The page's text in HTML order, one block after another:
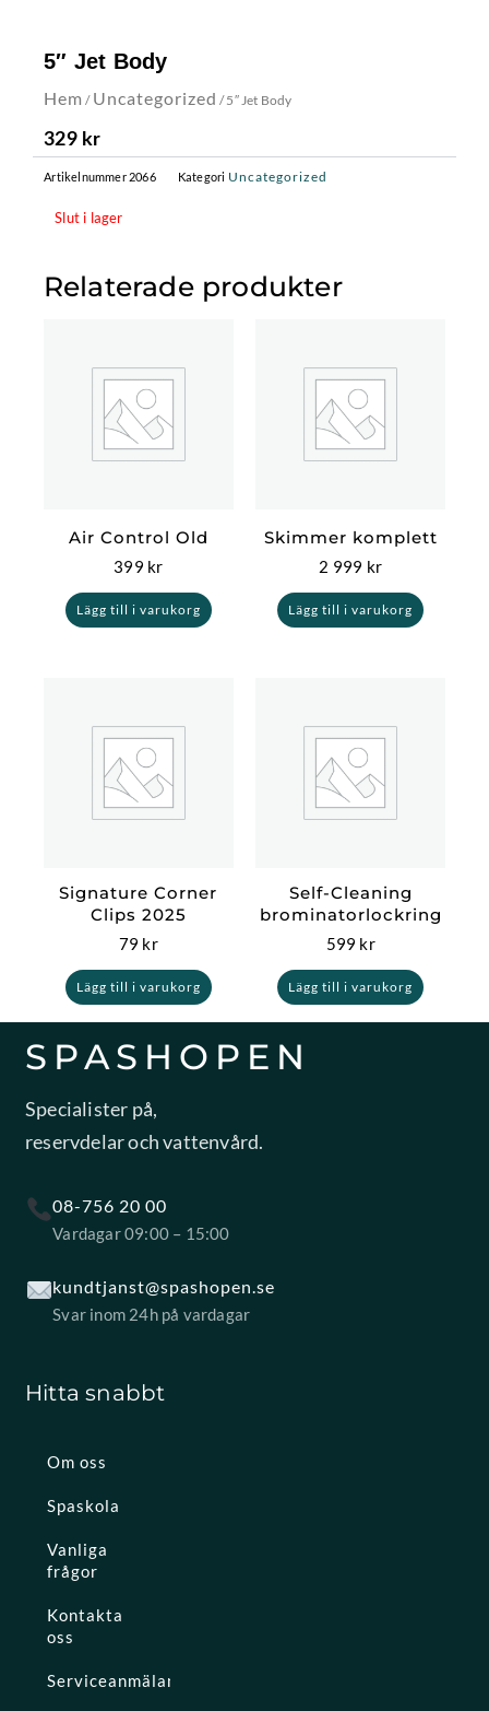
5″ Jet Body
Hem / Uncategorized / 5″ Jet Body
329 kr
Artikelnummer 2066 Kategori Uncategorized
Slut i lager
Relaterade produkter
Air Control Old
399 kr
Lägg till i varukorg
Skimmer komplett
2 999 kr
Lägg till i varukorg
Signature Corner
Clips 2025
79 kr
Lägg till i varukorg
Self-Cleaning
brominatorlockring
599 kr
Lägg till i varukorg
SPASHOPEN
Specialister på,
reservdelar och vattenvård.
08-756 20 00
Vardagar 09:00 – 15:00
kundtjanst@spashopen.se
Svar inom 24h på vardagar
Hitta snabbt
Om oss
Spaskola
Vanliga
frågor
Kontakta
oss
Serviceanmälan